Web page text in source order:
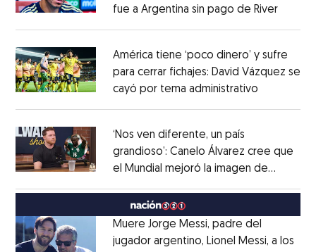
fue a Argentina sin pago de RiverOpens
América tiene ‘poco dinero’ y sufre
para cerrar fichajes: David Vázquez se
cayó por tema administrativo
‘Nos ven diferente, un país
grandioso’: Canelo Álvarez cree que
el Mundial mejoró la imagen de
MéxicoOpens in new window
Muere Jorge Messi, padre del
jugador argentino, Lionel Messi, a los